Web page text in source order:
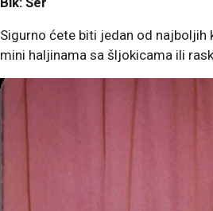
Sigurno ćete biti jedan od
mini haljinama sa šljokicama ili